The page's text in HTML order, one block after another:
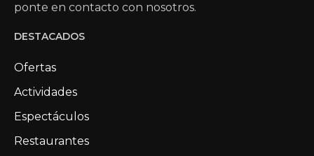
ponte en contacto con nosotros.
DESTACADOS
Ofertas
Actividades
Espectáculos
Restaurantes